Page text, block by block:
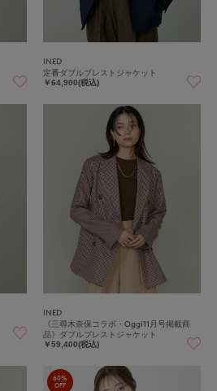
INED
定番ダブルブレストジャケット
￥64,900(税込)
INED
《三尋木奈保コラボ・Oggi11月号掲載商
品》ダブルブレストジャケット
￥59,400(税込)
60%
OFF